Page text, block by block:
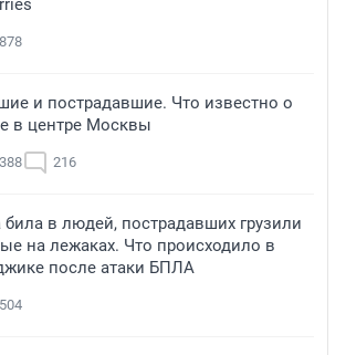
и пострадавшие. Что известно о
в центре Москвы
216
била в людей, пострадавших грузили
на лежаках. Что происходило в
после атаки БПЛА